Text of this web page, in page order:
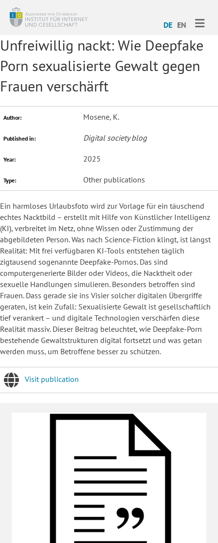
DE EN
Unfreiwillig nackt: Wie Deepfake
Porn sexualisierte Gewalt gegen
Frauen verschärft
Author: Mosene, K.
Published in: Digital society blog
Year: 2025
Type: Other publications
Ein harmloses Urlaubsfoto wird zur Vorlage für ein täuschend
echtes Nacktbild – erstellt mit Hilfe von Künstlicher Intelligenz
(KI), verbreitet im Netz, ohne Wissen oder Zustimmung der
abgebildeten Person. Was nach Science-Fiction klingt, ist längst
Realität: Mit frei verfügbaren KI-Tools entstehen täglich
zigtausend sogenannte Deepfake-Pornos. Das sind
computergenerierte Bilder oder Videos, die Nacktheit oder
sexuelle Handlungen simulieren. Besonders betroffen sind
Frauen. Dass gerade sie ins Visier solcher digitalen Übergriffe
geraten, ist kein Zufall: Sexualisierte Gewalt ist gesellschaftlich
tief verankert – und digitale Technologien verschärfen diese
Realität massiv. Dieser Beitrag beleuchtet, wie Deepfake-Porn
bestehende Gewaltstrukturen digital fortsetzt und was getan
werden muss, um Betroffene besser zu schützen.
Visit publication